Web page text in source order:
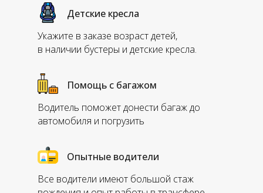
Укажите в заказе возраст детей,
в наличии бустеры и детские кресла.
Водитель поможет донести багаж до
автомобиля и погрузить
Детские кресла
Помощь с багажом
Все водители имеют большой стаж
Опытные водители